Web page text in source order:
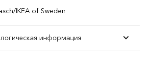
IKEA of Sweden
информация